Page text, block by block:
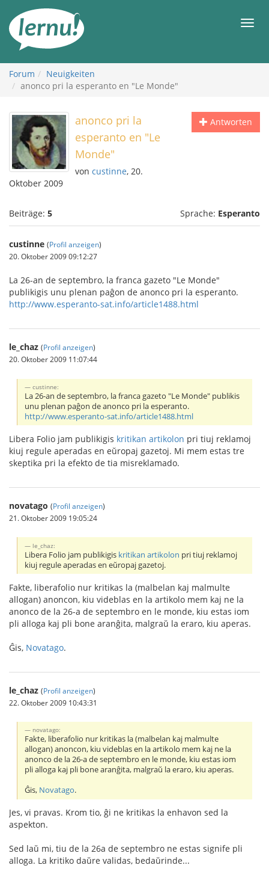
Inhalt
Forum
Neuigkeiten
anonco pri la esperanto en "Le Monde"
Antworten
anonco pri la
esperanto en "Le
Monde"
von custinne, 20.
Oktober 2009
Beiträge: 5 Sprache: Esperanto
custinne (Profil anzeigen)
20. Oktober 2009 09:12:27
La 26-an de septembro, la franca gazeto "Le Monde"
publikigis unu plenan paĝon de anonco pri la esperanto.
http://www.esperanto-sat.info/article1488.html
le_chaz (Profil anzeigen)
20. Oktober 2009 11:07:44
custinne:
La 26-an de septembro, la franca gazeto "Le Monde" publikis
unu plenan paĝon de anonco pri la esperanto.
http://www.esperanto-sat.info/article1488.html
Libera Folio jam publikigis kritikan artikolon pri tiuj reklamoj
kiuj regule aperadas en eŭropaj gazetoj. Mi mem estas tre
skeptika pri la efekto de tia misreklamado.
novatago (Profil anzeigen)
21. Oktober 2009 19:05:24
le_chaz:
Libera Folio jam publikigis kritikan artikolon pri tiuj reklamoj
kiuj regule aperadas en eŭropaj gazetoj.
Fakte, liberafolio nur kritikas la (malbelan kaj malmulte
allogan) anoncon, kiu videblas en la artikolo mem kaj ne la
anonco de la 26-a de septembro en le monde, kiu estas iom
pli alloga kaj pli bone aranĝita, malgraŭ la eraro, kiu aperas.
Ĝis, Novatago.
le_chaz (Profil anzeigen)
22. Oktober 2009 10:43:31
novatago:
Fakte, liberafolio nur kritikas la (malbelan kaj malmulte
allogan) anoncon, kiu videblas en la artikolo mem kaj ne la
anonco de la 26-a de septembro en le monde, kiu estas iom
pli alloga kaj pli bone aranĝita, malgraŭ la eraro, kiu aperas.
Ĝis, Novatago.
Jes, vi pravas. Krom tio, ĝi ne kritikas la enhavon sed la
aspekton.
Sed laŭ mi, tiu de la 26a de septembro ne estas signife pli
alloga. La kritiko daŭre validas, bedaŭrinde...